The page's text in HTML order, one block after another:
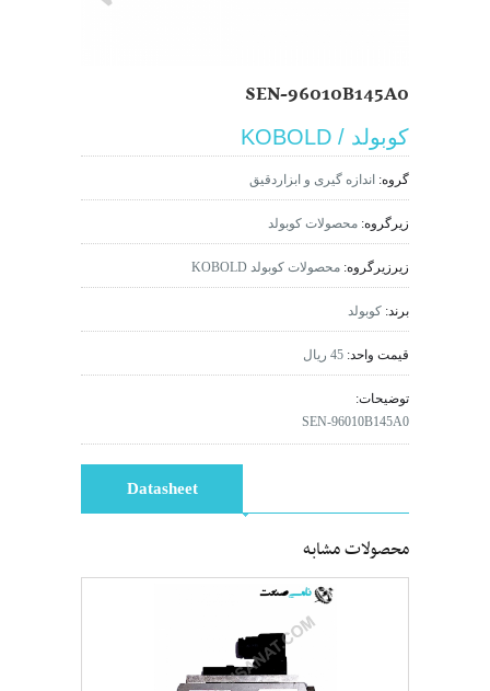
SEN-96010B145A0
کوبولد / KOBOLD
گروه: اندازه گیری و ابزاردقیق
زیرگروه: محصولات کوبولد
زیرزیرگروه: محصولات کوبولد KOBOLD
برند: کوبولد
قیمت واحد: 45 ریال
توضیحات:
SEN-96010B145A0
Datasheet
محصولات مشابه